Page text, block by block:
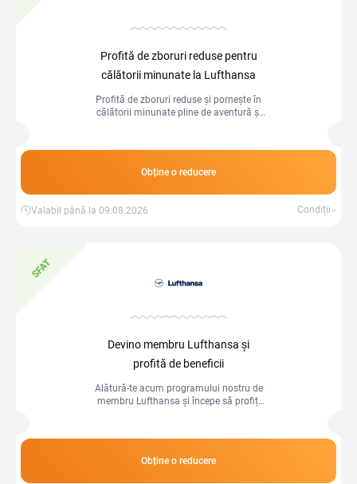
rezervarea biletelor, la bagaje suplimentare sau la servicii
adiționale, așa că merită să verifici ofertele disponibile
înainte să-ți planifici drumul. Așteaptă momentul potrivit și
Profită de zboruri reduse pentru
călătorii minunate la Lufthansa
Profită de zboruri reduse și pornește în
călătorii minunate pline de aventură și
Obține o reducere
Valabil până la 09.08.2026 Condiții
SFAT
Devino membru Lufthansa și
profită de beneficii
Alătură-te acum programului nostru de
membru Lufthansa și începe să profiți
oferte speciale, upgrade-uri la clase
altele.
Obține o reducere